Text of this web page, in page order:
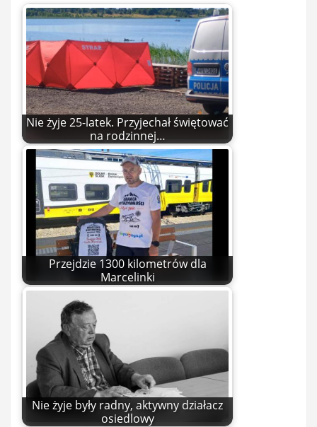
Nie żyje 25-latek. Przyjechał świętować
na rodzinnej…
Przejdzie 1300 kilometrów dla
Marcelinki
Nie żyje były radny, aktywny działacz
osiedlowy